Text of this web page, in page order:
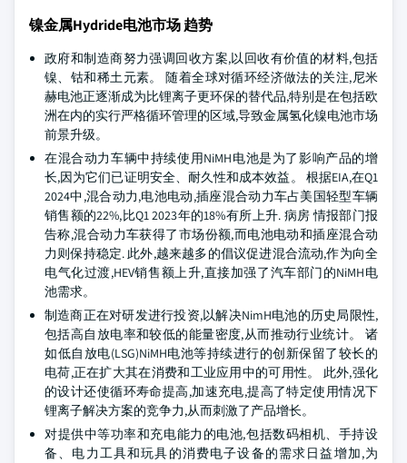
镍金属Hydride电池市场 趋势
政府和制造商努力强调回收方案,以回收有价值的材料,包括
镍、钴和稀土元素。 随着全球对循环经济做法的关注,尼米
赫电池正逐渐成为比锂离子更环保的替代品,特别是在包括欧
洲在内的实行严格循环管理的区域,导致金属氢化镍电池市场
前景升级。
在混合动力车辆中持续使用NiMH电池是为了影响产品的增
长,因为它们已证明安全、耐久性和成本效益。 根据EIA,在Q1
2024中,混合动力,电池电动,插座混合动力车占美国轻型车辆
销售额的22%,比Q1 2023年的18%有所上升. 病房 情报部门报
告称,混合动力车获得了市场份额,而电池电动和插座混合动
力则保持稳定. 此外,越来越多的倡议促进混合流动,作为向全
电气化过渡,HEV销售额上升,直接加强了汽车部门的NiMH电
池需求。
制造商正在对研发进行投资,以解决NimH电池的历史局限性,
包括高自放电率和较低的能量密度,从而推动行业统计。 诸
如低自放电(LSG)NiMH电池等持续进行的创新保留了较长的
电荷,正在扩大其在消费和工业应用中的可用性。 此外,强化
的设计还使循环寿命提高,加速充电,提高了特定使用情况下
锂离子解决方案的竞争力,从而刺激了产品增长。
对提供中等功率和充电能力的电池,包括数码相机、手持设
备、电力工具和玩具的消费电子设备的需求日益增加,为